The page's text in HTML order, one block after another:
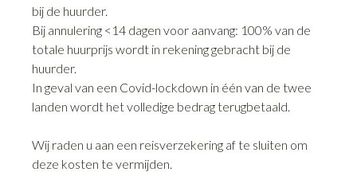
bij de huurder.
Bij annulering <14 dagen voor aanvang: 100% van de
totale huurprijs wordt in rekening gebracht bij de
huurder.
In geval van een Covid-lockdown in één van de twee
landen wordt het volledige bedrag terugbetaald.
Wij raden u aan een reisverzekering af te sluiten om
deze kosten te vermijden.